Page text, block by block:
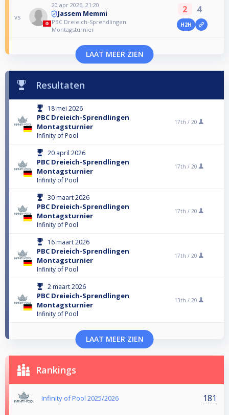
vs
20 apr 2026, 21:20
Jassem Memmi
PBC Dreieich-Sprendlingen
Montagsturnier
2 4
H2H
LAAT MEER ZIEN
Resultaten
18 mei 2026
PBC Dreieich-Sprendlingen
Montagsturnier
Infinity of Pool
17th / 20
20 april 2026
PBC Dreieich-Sprendlingen
Montagsturnier
Infinity of Pool
17th / 20
30 maart 2026
PBC Dreieich-Sprendlingen
Montagsturnier
Infinity of Pool
17th / 20
16 maart 2026
PBC Dreieich-Sprendlingen
Montagsturnier
Infinity of Pool
17th / 20
2 maart 2026
PBC Dreieich-Sprendlingen
Montagsturnier
Infinity of Pool
13th / 20
LAAT MEER ZIEN
Rankings
Infinity of Pool 2025/2026 181